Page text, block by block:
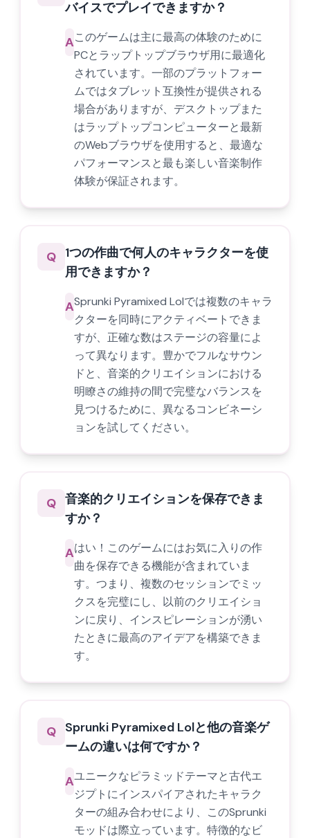
バイスでプレイできますか？
Aこのゲームは主に最高の体験のために
PCとラップトップブラウザ用に最適化
されています。一部のプラットフォー
ムではタブレット互換性が提供される
場合がありますが、デスクトップまた
はラップトップコンピューターと最新
のWebブラウザを使用すると、最適な
パフォーマンスと最も楽しい音楽制作
体験が保証されます。
Q 1つの作曲で何人のキャラクターを使
用できますか？
ASprunki Pyramixed Lolでは複数のキャラ
クターを同時にアクティベートできま
すが、正確な数はステージの容量によ
って異なります。豊かでフルなサウン
ドと、音楽的クリエイションにおける
明瞭さの維持の間で完璧なバランスを
見つけるために、異なるコンビネーシ
ョンを試してください。
Q 音楽的クリエイションを保存できま
すか？
Aはい！このゲームにはお気に入りの作
曲を保存できる機能が含まれていま
す。つまり、複数のセッションでミッ
クスを完璧にし、以前のクリエイショ
ンに戻り、インスピレーションが湧い
たときに最高のアイデアを構築できま
す。
Q Sprunki Pyramixed Lolと他の音楽ゲ
ームの違いは何ですか？
Aユニークなピラミッドテーマと古代エ
ジプトにインスパイアされたキャラク
ターの組み合わせにより、このSprunki
モッドは際立っています。特徴的なビ